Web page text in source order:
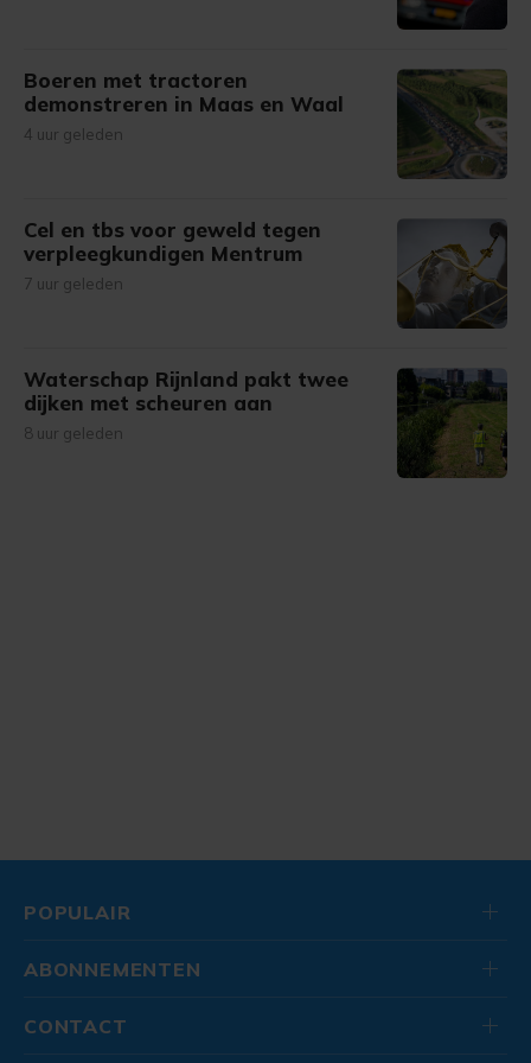
Boeren met tractoren
demonstreren in Maas en Waal
4 uur geleden
Cel en tbs voor geweld tegen
verpleegkundigen Mentrum
7 uur geleden
Waterschap Rijnland pakt twee
dijken met scheuren aan
8 uur geleden
POPULAIR
ABONNEMENTEN
CONTACT